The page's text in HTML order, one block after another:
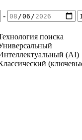
-
поиска
(AI)